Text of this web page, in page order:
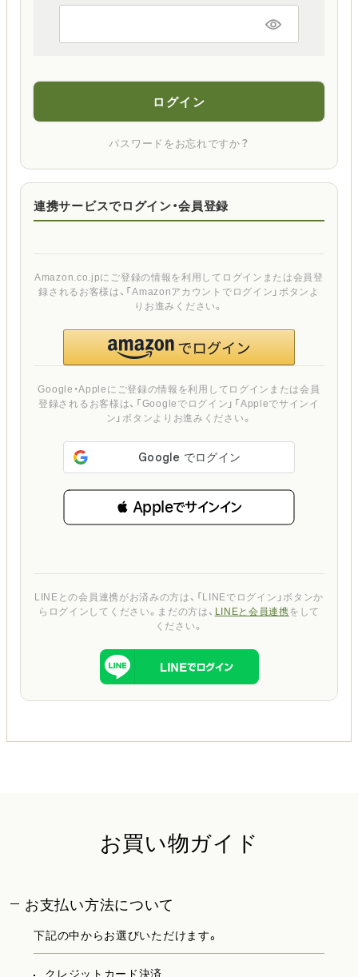
ログイン
パスワードをお忘れですか？
連携サービスでログイン・会員登録
 Appleでサインイン
Google・Appleにご登録の情報を利用してログインまたは会員
登録されるお客様は、「Googleでログイン」「Appleでサインイ
ン」ボタンよりお進みください。
Amazon.co.jpにご登録の情報を利用してログインまたは会員登
録されるお客様は、「Amazonアカウントでログイン」ボタンよ
りお進みください。
LINEとの会員連携がお済みの方は、「LINEでログイン」ボタンか
らログインしてください。まだの方は、 LINEと会員連携をして
ください。
お買い物ガイド
お支払い方法について
下記の中からお選びいただけます。
クレジットカード決済